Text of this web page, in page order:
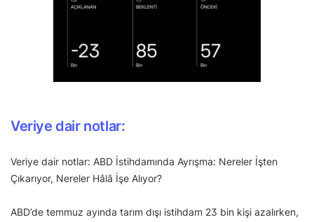
Veriye dair notlar:
Veriye dair notlar: ABD İstihdamında Ayrışma: Nereler İşten
Çıkarıyor, Nereler Hâlâ İşe Alıyor?
ABD’de temmuz ayında tarım dışı istihdam 23 bin kişi azalırken,